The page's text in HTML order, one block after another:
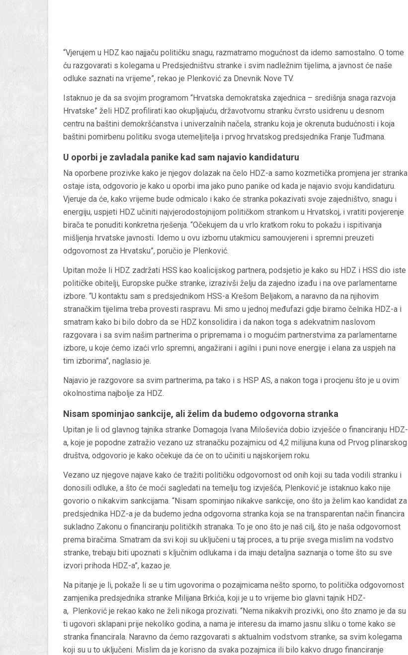
“Vjerujem u HDZ kao najjaču političku snagu, razmatramo mogućnost da idemo samostalno. O tome
ću razgovarati s kolegama u Predsjedništvu stranke i svim nadležnim tijelima, a javnost će naše
odluke saznati na vrijeme”, rekao je Plenković za Dnevnik Nove TV.
Istaknuo je da sa svojim programom “Hrvatska demokratska zajednica – središnja snaga razvoja
Hrvatske” želi HDZ profilirati kao okupljajuću, državotvornu stranku čvrsto usidrenu u desnom
centru na baštini demokršćanstva i univerzalnih načela, stranku koja je okrenuta budućnosti i koja
baštini pomirbenu politiku svoga utemeljitelja i prvog hrvatskog predsjednika Franje Tuđmana.
U oporbi je zavladala panike kad sam najavio kandidaturu
Na oporbene prozivke kako je njegov dolazak na čelo HDZ-a samo kozmetička promjena jer stranka
ostaje ista, odgovorio je kako u oporbi ima jako puno panike od kada je najavio svoju kandidaturu.
Vjeruje da će, kako vrijeme bude odmicalo i kako će stranka pokazivati svoje zajedništvo, snagu i
energiju, uspjeti HDZ učiniti najvjerodostojnijom političkom strankom u Hrvatskoj, i vratiti povjerenje
birača te ponuditi konkretna rješenja. “Očekujem da u vrlo kratkom roku to pokažu i ispitivanja
mišljenja hrvatske javnosti. Idemo u ovu izbornu utakmicu samouvjereni i spremni preuzeti
odgovornost za Hrvatsku”, poručio je Plenković.
Upitan može li HDZ zadržati HSS kao koalicijskog partnera, podsjetio je kako su HDZ i HSS dio iste
političke obitelji, Europske pučke stranke, izrazivši želju da zajedno izađu i na ove parlamentarne
izbore. “U kontaktu sam s predsjednikom HSS-a Krešom Beljakom, a naravno da na njihovim
stranačkim tijelima treba provesti raspravu. Mi smo u jednoj međufazi gdje biramo čelnika HDZ-a i
smatram kako bi bilo dobro da se HDZ konsolidira i da nakon toga s adekvatnim naslovom
razgovara i sa svim našim partnerima o pripremama i o mogućim partnerstvima za parlamentarne
izbore, u koje ćemo izaći vrlo spremni, angažirani i agilni i puni nove energije i elana za uspjeh na
tim izborima”, naglasio je.
Najavio je razgovore sa svim partnerima, pa tako i s HSP AS, a nakon toga i procjenu što je u ovim
okolnostima najbolje za HDZ.
Nisam spominjao sankcije, ali želim da budemo odgovorna stranka
Upitan je li od glavnog tajnika stranke Domagoja Ivana Miloševića dobio izvješće o financiranju HDZ-
a, koje je popodne zatražio vezano uz stranačku pozajmicu od 4,2 milijuna kuna od Prvog plinarskog
društva, odgovorio je kako očekuje da će on to učiniti u najskorijem roku.
Vezano uz njegove najave kako će tražiti političku odgovornost od onih koji su tada vodili stranku i
donosili odluke, a što će moći sagledati na temelju tog izvješća, Plenković je istaknuo kako nije
govorio o nikakvim sankcijama. “Nisam spominjao nikakve sankcije, ono što ja želim kao kandidat za
predsjednika HDZ-a je da budemo jedna odgovorna stranka koja se na transparentan način financira
sukladno Zakonu o financiranju političkih stranaka. To je ono što je naš cilj, što je naša odgovornost
prema biračima. Smatram da svi koji su uključeni u taj proces, a tu prije svega mislim na vodstvo
stranke, trebaju biti upoznati s ključnim odlukama i da imaju detaljna saznanja o tome što su sve
izvori prihoda HDZ-a”, kazao je.
Na pitanje je li, pokaže li se u tim ugovorima o pozajmicama nešto sporno, to politička odgovornost
zamjenika predsjednika stranke Milijana Brkića, koji je u to vrijeme bio glavni tajnik HDZ-
a, Plenković je rekao kako ne želi nikoga prozivati. “Nema nikakvih prozivki, ono što znamo je da su
ti ugovori sklapani prije nekoliko godina, a nama je interesu da imamo jasnu sliku o tome kako se
stranka financirala. Naravno da ćemo razgovarati s aktualnim vodstvom stranke, sa svim kolegama
koji su u to uključeni. Mislim da je korisno da svaka pozajmica ili bilo kakvo drugo financiranje